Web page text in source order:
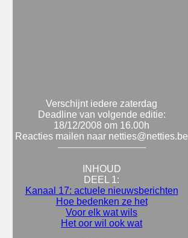
Verschijnt iedere zaterdag
Deadline van volgende editie:
18/12/2008 om 16.00h
Reacties mailen naar netties@netties.be
INHOUD
DEEL 1:
Kanaal 17: actuele nieuwsberichten
Hoe bedenken ze het
Voor elk wat wils
Het oor wil ook wat